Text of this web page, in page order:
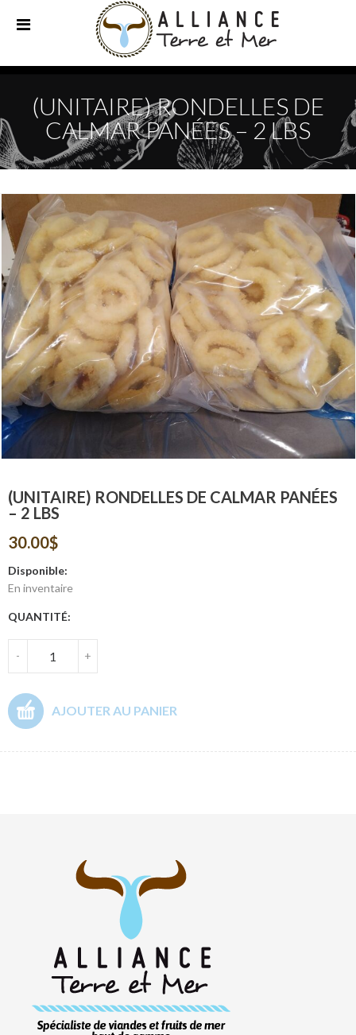
(UNITAIRE) RONDELLES DE
CALMAR PANÉES – 2 LBS
(UNITAIRE) RONDELLES DE CALMAR PANÉES
– 2 LBS
30.00$
Disponible:
En inventaire
QUANTITÉ:
- +
AJOUTER AU PANIER